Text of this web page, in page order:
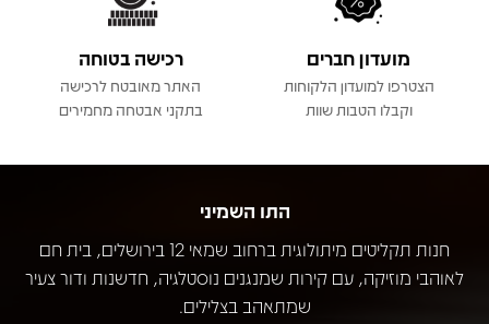
מועדון חברים
הצטרפו למועדון הלקוחות
וקבלו הטבות שוות
רכישה בטוחה
האתר מאובטח לרכישה
בתקני אבטחה מחמירים
התו השמיני
חנות תקליטים מיתולוגית ברחוב שמאי 12 בירושלים, בית חם
לאוהבי מוזיקה, עם קירות שמנגנים נוסטלגיה, חדשנות ודור צעיר
שמתאהב בצלילים.